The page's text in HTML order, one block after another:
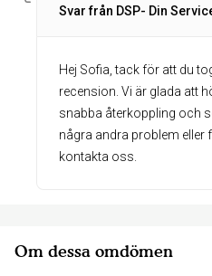
Om dessa omdömen
Svar från DSP- Din
Hej Sofia, tack för att du
recension. Vi är glada att
snabba återkoppling och
några andra problem eller
kontakta oss.